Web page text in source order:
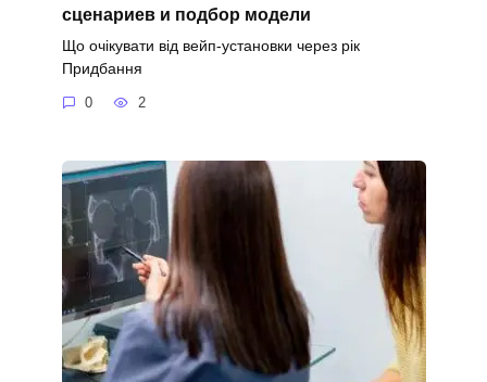
сценариев и подбор модели
Що очікувати від вейп-установки через рік
Придбання
0 2